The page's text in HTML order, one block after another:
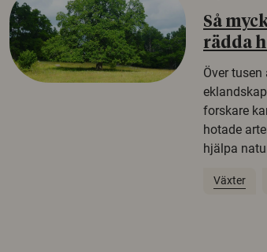
Så
rädda
Över
forskare
hotade
hjälpa
Växter